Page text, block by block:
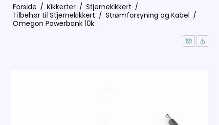
Forside / Kikkerter / Stjernekikkert /
Tilbehør til Stjernekikkert / Strømforsyning og Kabel /
Omegon Powerbank 10k